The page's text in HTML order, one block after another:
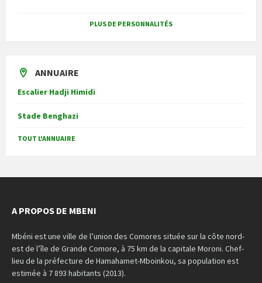
PLUS DE PERSONNALITÉS
ANNUAIRE
Escalier Hadji Himidi
Stade Benghazi
TOUT L'ANNUAIRE
A PROPOS DE MBENI
Mbéni est une ville de l’union des Comores située sur la côte nord-
est de l’île de Grande Comore, à 75 km de la capitale Moroni. Chef-
lieu de la préfecture de Hamahamet-Mboinkou, sa population est
estimée à 7 893 habitants (2013).